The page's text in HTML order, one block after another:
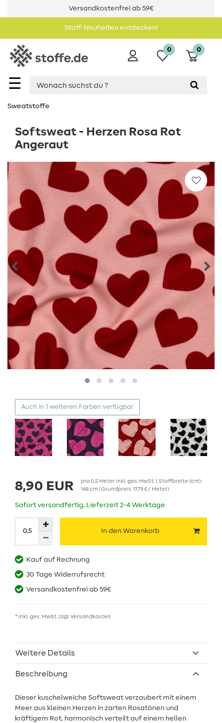
Versandkostenfrei ab 59€
Stoff-Neuheiten entdecken!
☰
0 0
Sweatstoffe
Softsweat - Herzen Rosa Rot
Angeraut
Auch in 1 weiteren Farben verfügbar
8,90 EUR pro0,5 Meterinkl. ges. MwSt. ( Stoffbreite (cm):
148 cm | Grundpreis 17,79 € / Meter)
Sofort versandfertig, Lieferzeit 2-4 Werktage
In den Warenkorb
Kauf auf Rechnung
30 Tage Widerrufsrecht
Versandkostenfrei ab 59€
* inkl. ges. MwSt. zzgl. Versandkosten
Weitere Details
Beschreibung
Dieser kuschelweiche Softsweat verzaubert mit einem
Meer aus kleinen Herzen in zarten Rosatönen und
kräftigem Rot, harmonisch verteilt auf einem hellen